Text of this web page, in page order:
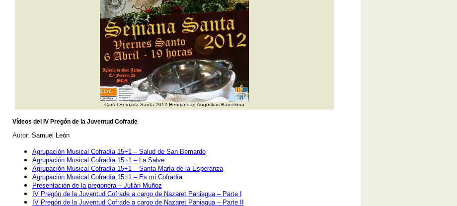
Cartel Semana Santa 2012 Hermandad Angustias Barcelona
Vídeos del IV Pregón de la Juventud Cofrade
Autor: Samuel León
Agrupación Musical Cofradía 15+1 – Salud de San Bernardo
Agrupación Musical Cofradía 15+1 – La Salve
Agrupación Musical Cofradía 15+1 – Santa María de la Esperanza
Agrupación Musical Cofradía 15+1 – Es mi Cofradía
Presentación de la pregonera – Julián Muñoz
IV Pregón de la Juventud Cofrade a cargo de Nazaret Paniagua – Parte I
IV Pregón de la Juventud Cofrade a cargo de Nazaret Paniagua – Parte II